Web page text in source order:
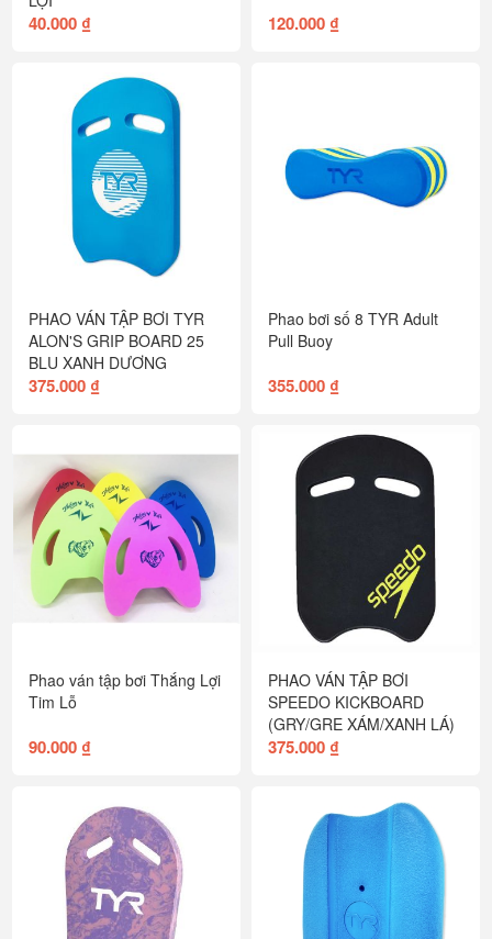
40.000 ₫ 120.000 ₫
PHAO VÁN TẬP BƠI TYR
ALON'S GRIP BOARD 25
BLU XANH DƯƠNG
375.000 ₫
Phao bơi số 8 TYR Adult
Pull Buoy
355.000 ₫
Phao ván tập bơi Thắng Lợi
Tim Lỗ
90.000 ₫
PHAO VÁN TẬP BƠI
SPEEDO KICKBOARD
(GRY/GRE XÁM/XANH LÁ)
375.000 ₫